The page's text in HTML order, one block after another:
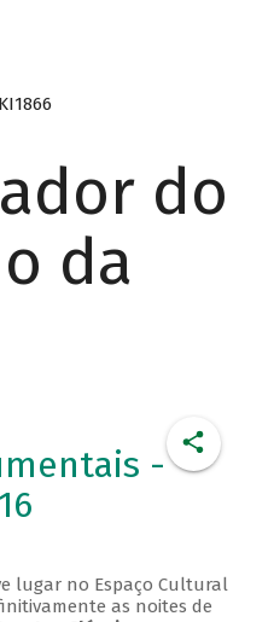
do
da
-
lugar no Espaço Cultural
as noites de